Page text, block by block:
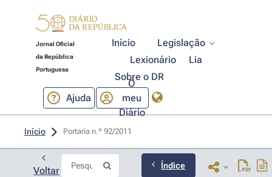
Jornal Oficial
da República
Portuguesa
Início
Legislação
Lexionário
Lia
Sobre o DR
Ajuda
O
meu
Diário
Início Portaria n.º 92/2011
Voltar Índice